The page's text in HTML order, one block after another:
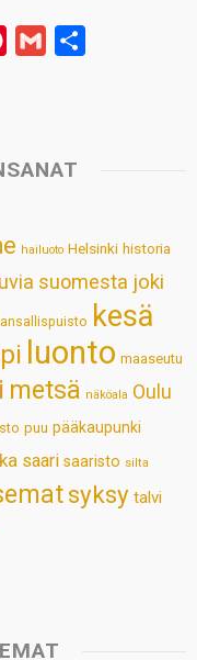
e
s
t
l
hailuoto Helsinki historia
suomesta joki
kesä
luonto maaseutu
metsä näköala Oulu
puu pääkaupunki
saari saaristo silta
syksy talvi